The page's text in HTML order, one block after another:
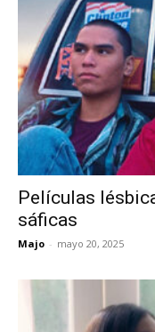
Películas
sáficas
Majo - mayo 20, 2025